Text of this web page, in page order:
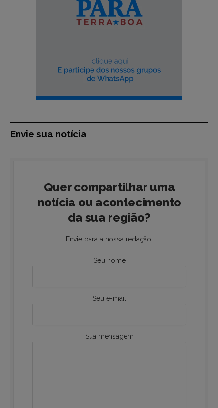
Envie sua notícia
Quer compartilhar uma
notícia ou acontecimento
da sua região?
Envie para a nossa redação!
Seu nome
Seu e-mail
Sua mensagem